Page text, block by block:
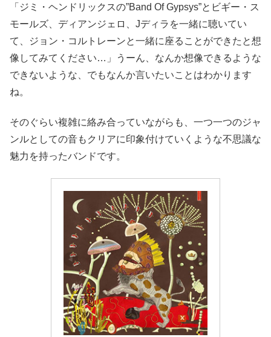
「 ジミ・ヘンドリックスの”Band Of Gypsys”とビギー・ス
モールズ、ディアンジェロ、Jディラを一緒に聴いてい
て、ジョン・コルトレーンと一緒に座ることができたと想
像してみてください…」うーん、なんか想像できるような
できないような、でもなんか言いたいことはわかります
ね。
そのぐらい複雑に絡み合っていながらも、一つ一つのジャ
ンルとしての音もクリアに印象付けていくような不思議な
魅力を持ったバンドです。